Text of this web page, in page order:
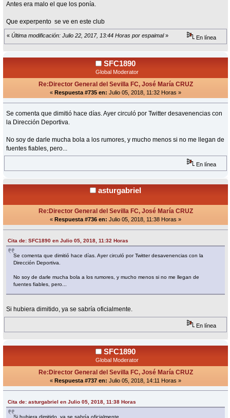
Antes era malo el que los ponía.
Que experpento se ve en este club
« Última modificación: Julio 22, 2017, 13:44 Horas por espaimal» En línea
SFC1890
Global Moderator
Re:Director General del Sevilla FC, José María CRUZ
« Respuesta #735 en: Julio 05, 2018, 11:32 Horas »
Se comenta que dimitió hace días. Ayer circuló por Twitter desavenencias con
la Dirección Deportiva.
No soy de darle mucha bola a los rumores, y mucho menos si no me llegan de
fuentes fiables, pero...
En línea
asturgabriel
Re:Director General del Sevilla FC, José María CRUZ
« Respuesta #736 en: Julio 05, 2018, 11:38 Horas »
Cita de: SFC1890 en Julio 05, 2018, 11:32 Horas
Se comenta que dimitió hace días. Ayer circuló por Twitter desavenencias con la
Dirección Deportiva.
No soy de darle mucha bola a los rumores, y mucho menos si no me llegan de
fuentes fiables, pero...
Si hubiera dimitido, ya se sabría oficialmente.
En línea
SFC1890
Global Moderator
Re:Director General del Sevilla FC, José María CRUZ
« Respuesta #737 en: Julio 05, 2018, 14:11 Horas »
Cita de: asturgabriel en Julio 05, 2018, 11:38 Horas
Si hubiera dimitido, ya se sabría oficialmente.